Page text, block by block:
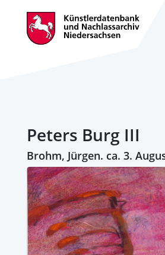
Peters Burg III
Brohm, Jürgen. ca. 3.